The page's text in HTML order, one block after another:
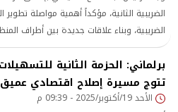
الضريبية الثانية، مؤكداً أهمية مواصلة تطوير
الضريبية، وبناء علاقات جديدة بين أطراف
قائمة على الثقة والمصداقية واليقين مع
الضريبية، وتوفير تسهيلات إضافية، وبناء
برلماني: الحزمة الثانية
تتوج مسيرة إصلاح اقتصادي عميق
الأحد 19/أكتوبر/2025 - 09:39 م